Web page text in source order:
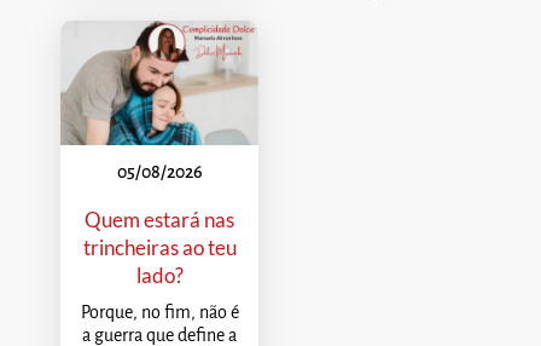
05/08/2026
Quem estará nas
trincheiras ao teu
lado?
Porque, no fim, não é
a guerra que define a